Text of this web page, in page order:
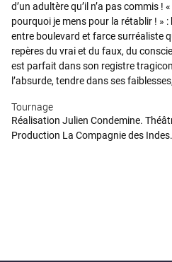
d’un adultère qu’il n’a pas commis !
pourquoi je mens pour la rétablir ! »
entre boulevard et farce surréaliste
repères du vrai et du faux, du
est parfait dans son registre
l’absurde, tendre dans ses
Tournage
Réalisation Julien Condemine.
Production La Compagnie des